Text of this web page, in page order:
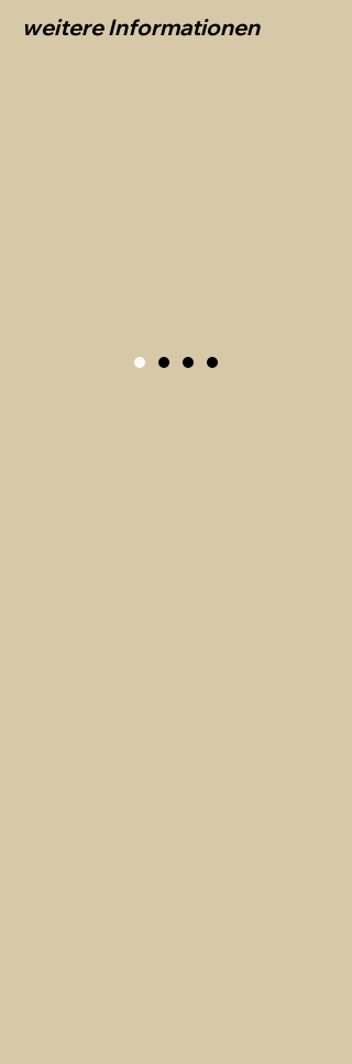
weitere Informationen